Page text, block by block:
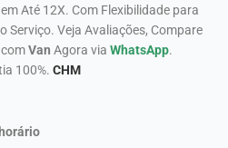
Até 12X. Com Flexibilidade para
Serviço. Veja Avaliações, Compare
comVan Agora via WhatsApp.
100%. CHM